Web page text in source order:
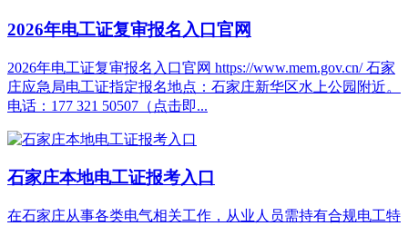
2026年电工证复审报名入口官网
2026年电工证复审报名入口官网 https://www.mem.gov.cn/ 石家
庄应急局电工证指定报名地点：石家庄新华区水上公园附近。
电话：177 321 50507（点击即...
石家庄本地电工证报考入口
在石家庄从事各类电气相关工作，从业人员需持有合规电工特